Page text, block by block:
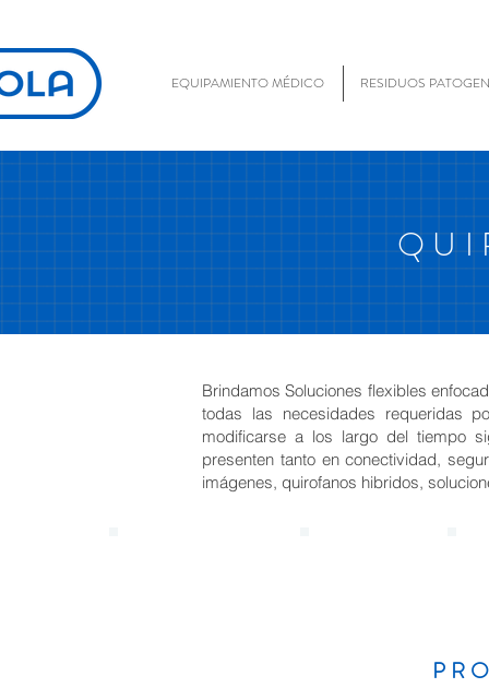
EQUIPAMIENTO MÉDICO RESIDUOS
Brindamos Soluciones flexibles
todas las necesidades requeridas
modificarse a los largo del tiempo
presenten tanto en conectividad,
imágenes, quirofanos hibridos,